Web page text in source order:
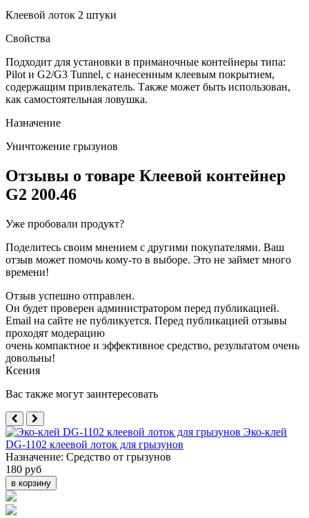
Клеевой лоток 2 штуки
Свойства
Подходит для установки в приманочные контейнеры типа:
Pilot и G2/G3 Tunnel, c нанесенным клеевым покрытием,
содержащим привлекатель. Также может быть использован,
как самостоятельная ловушка.
Назначение
Уничтожение грызунов
Отзывы о товаре Клеевой контейнер
G2 200.46
Уже пробовали продукт?
Поделитесь своим мнением с другими покупателями. Ваш
отзыв может помочь кому-то в выборе. Это не займет много
времени!
Отзыв успешно отправлен.
Он будет проверен администратором перед публикацией.
Email на сайте не публикуется. Перед публикацией отзывы
проходят модерацию
очень компактное и эффективное средство, результатом очень
довольны!
Ксения
Вас также могут заинтересовать
Эко-клей
DG-1102 клеевой лоток для грызунов
Назначение: Средство от грызунов
180 руб
в корзину